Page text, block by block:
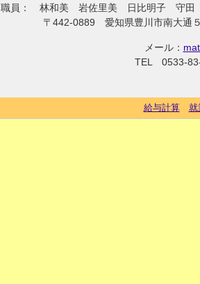
職員： 林和美 岩佐里美 日比明子 守
〒442-0889 愛知県豊川市南大通
メール：
TEL 0533-
給与計算 就